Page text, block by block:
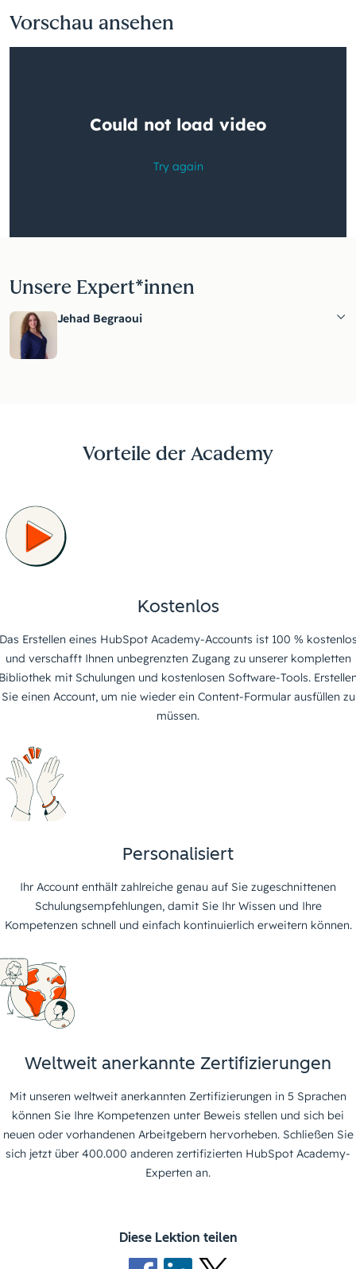
Vorschau ansehen
Unsere Expert*innen
Jehad Begraoui
Vorteile der Academy
Kostenlos
Erstellen eines HubSpot Academy-Accounts ist 100 %
und verschafft Ihnen unbegrenzten Zugang zu unserer kompletten
mit Schulungen und kostenlosen Software-Tools.
Sie einen Account, um nie wieder ein Content-Formular ausfüllen zu
müssen.
Personalisiert
Ihr Account enthält zahlreiche genau auf Sie zugeschnittenen
Schulungsempfehlungen, damit Sie Ihr Wissen und Ihre
Kompetenzen schnell und einfach kontinuierlich erweitern können.
Weltweit anerkannte Zertifizierungen
Mit unseren weltweit anerkannten Zertifizierungen in 5 Sprachen
können Sie Ihre Kompetenzen unter Beweis stellen und sich bei
neuen oder vorhandenen Arbeitgebern hervorheben. Schließen Sie
sich jetzt über 400.000 anderen zertifizierten HubSpot Academy-
Experten an.
Diese Lektion teilen